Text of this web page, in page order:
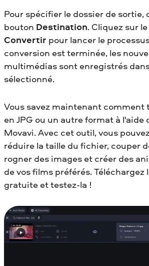
Pour spécifier le dossier de sortie,
bouton Destination. Cliquez sur
Convertir pour lancer le
conversion est terminée, les
multimédias sont enregistrés
sélectionné.
Vous savez maintenant comment
en JPG ou un autre format à l'aide
Movavi. Avec cet outil, vous
réduire la taille du fichier, couper
rogner des images et créer des
de vos films préférés. Téléchargez
gratuite et testez-la !